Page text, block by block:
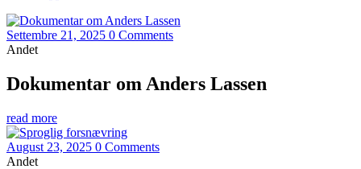
Settembre 21, 2025 0 Comments
Andet
Dokumentar om Anders Lassen
read more
August 23, 2025 0 Comments
Andet